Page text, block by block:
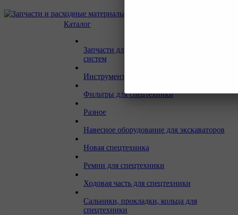
Каталог
Запчасти для двигателей и сопутствующих
систем
Инструмент и материалы для СТО
Фильтры для спецтехники
Разное
Навесное оборудование для экскаваторов
Новая спецтехника
Ремни для спецтехники
Ходовая часть для спецтехники
Сальники, прокладки, кольца для
спецтехники